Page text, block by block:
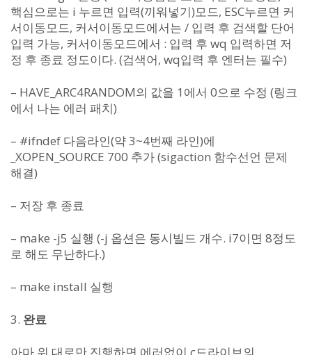
핵심으로는 i 누르면 입력(끼워넣기)모드, ESC누르면 커
서이동모드, 커서이동모드에서는 / 입력 후 검색할 단어
입력 가능, 커서이동모드에서 : 입력 후 wq 입력하면 저
정 후 종료 정도이다. (검색어, wq입력 후 엔터는 필수)
– HAVE_ARC4RANDOM의 값을 1에서 0으로 수정 (링크
에서 나는 에러 패치)
– #ifndef 다음라인(약 3~4번째 라인)에
_XOPEN_SOURCE 700 추가 (sigaction 함수선언 문제
해결)
– 저장 후 종료
– make -j5 실행 (-j 옵션은 동시빌드 개수. i7이면 8정도
로 해도 무난하다.)
– make install 실행
3. 완료